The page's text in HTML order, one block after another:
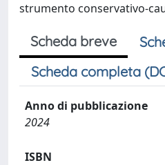
strumento conservativo-
Scheda breve
Scheda completa
Anno di pubblicazione
2024
ISBN